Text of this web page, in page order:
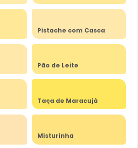
Pistache com Casca
Pão de Leite
Taça de Maracujá
Misturinha